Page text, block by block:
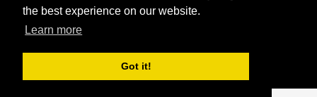
the best experience on our website.
Learn more
Got it!
COPYRIGHT 2026
HTTPS://LIFESTYLEMED.NET
SOLLTE MAN EIN ABFÜHRMITTEL MIT
ANTIBABYPILLEN EINNEHMEN?